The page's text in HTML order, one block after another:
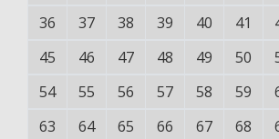
36
37 38 39 40 41
45
46 47 48 49 50
54
55 56 57 58 59
63
64 65 66 67 68